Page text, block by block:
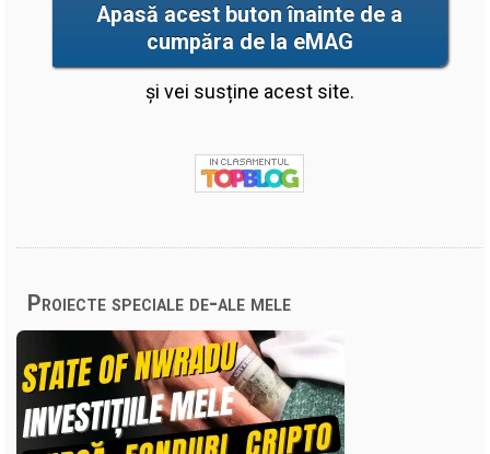
Apasă acest buton înainte de a
cumpăra de la eMAG
și vei susține acest site.
Proiecte speciale de-ale mele